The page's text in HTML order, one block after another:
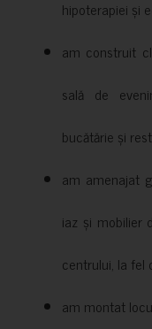
hipoterapiei și
am construit
sală de
bucătărie și
am amenajat
iaz și mobilier
centrului, la fel
am montat